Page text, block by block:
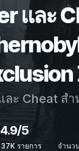
และ
ละ Cheat สำ
4.9/5
รายการ จำนว